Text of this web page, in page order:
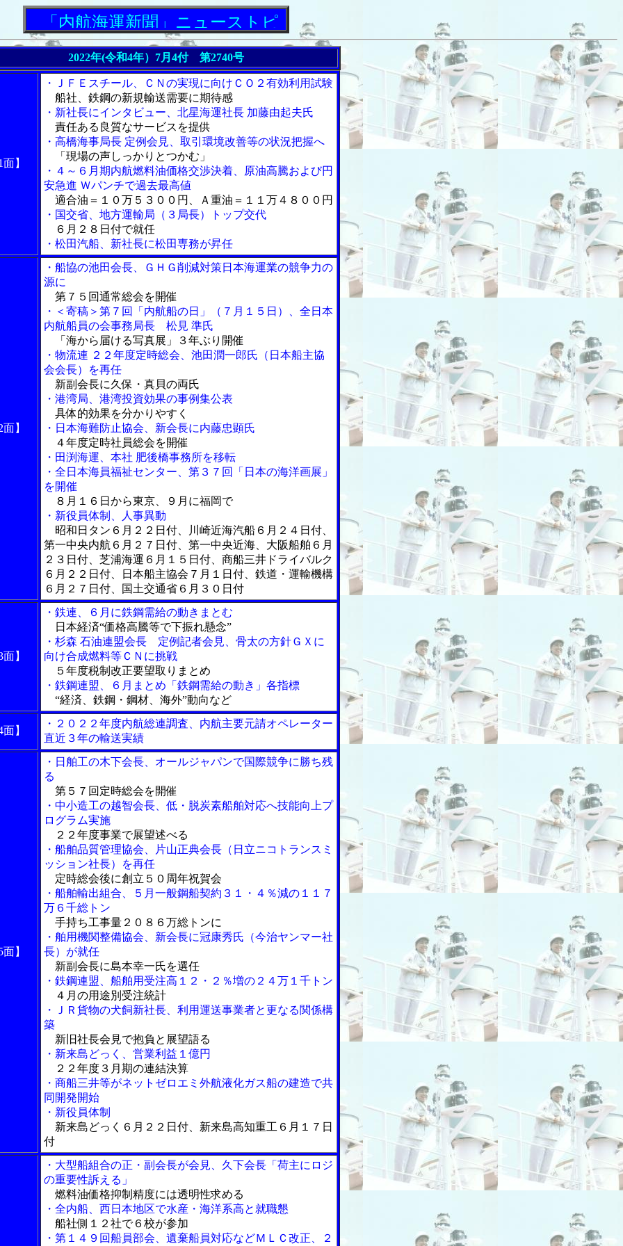
「内航海運新聞」ニューストピックス
2022年(令和4年）7月4付 第2740号
】
・ＪＦＥスチール、ＣＮの実現に向けＣＯ２有効利用試験
船社、鉄鋼の新規輸送需要に期待感
・新社長にインタビュー、北星海運社長 加藤由起夫氏
責任ある良質なサービスを提供
・高橋海事局長 定例会見、取引環境改善等の状況把握へ
「現場の声しっかりとつかむ」
・４～６月期内航燃料油価格交渉決着、原油高騰および円
安急進 Ｗパンチで過去最高値
適合油＝１０万５３００円、Ａ重油＝１１万４８００円
・国交省、地方運輸局（３局長）トップ交代
６月２８日付で就任
・松田汽船、新社長に松田専務が昇任
】
・船協の池田会長、ＧＨＧ削減対策日本海運業の競争力の
源に
第７５回通常総会を開催
・＜寄稿＞第７回「内航船の日」（７月１５日）、全日本
内航船員の会事務局長 松見 準氏
「海から届ける写真展」３年ぶり開催
・物流連 ２２年度定時総会、池田潤一郎氏（日本船主協
会会長）を再任
新副会長に久保・真貝の両氏
・港湾局、港湾投資効果の事例集公表
具体的効果を分かりやすく
・日本海難防止協会、新会長に内藤忠顕氏
４年度定時社員総会を開催
・田渕海運、本社 肥後橋事務所を移転
・全日本海員福祉センター、第３７回「日本の海洋画展」
を開催
８月１６日から東京、９月に福岡で
・新役員体制、人事異動
昭和日タン６月２２日付、川崎近海汽船６月２４日付、
第一中央内航６月２７日付、第一中央近海、大阪船舶６月
２３日付、芝浦海運６月１５日付、商船三井ドライバルク
６月２２日付、日本船主協会７月１日付、鉄道・運輸機構
６月２７日付、国土交通省６月３０日付
】
・鉄連、６月に鉄鋼需給の動きまとむ
日本経済“価格高騰等で下振れ懸念”
・杉森 石油連盟会長 定例記者会見、骨太の方針ＧＸに
向け合成燃料等ＣＮに挑戦
５年度税制改正要望取りまとめ
・鉄鋼連盟、６月まとめ「鉄鋼需給の動き」各指標
“経済、鉄鋼・鋼材、海外”動向など
】
・２０２２年度内航総連調査、内航主要元請オペレーター
直近３年の輸送実績
】
・日舶工の木下会長、オールジャパンで国際競争に勝ち残
る
第５７回定時総会を開催
・中小造工の越智会長、低・脱炭素船舶対応へ技能向上プ
ログラム実施
２２年度事業で展望述べる
・船舶品質管理協会、片山正典会長（日立ニコトランスミ
ッション社長）を再任
定時総会後に創立５０周年祝賀会
・船舶輸出組合、５月一般鋼船契約３１・４％減の１１７
万６千総トン
手持ち工事量２０８６万総トンに
・舶用機関整備協会、新会長に冠康秀氏（今治ヤンマー社
長）が就任
新副会長に島本幸一氏を選任
・鉄鋼連盟、船舶用受注高１２・２％増の２４万１千トン
４月の用途別受注統計
・ＪＲ貨物の犬飼新社長、利用運送事業者と更なる関係構
築
新旧社長会見で抱負と展望語る
・新来島どっく、営業利益１億円
２２年度３月期の連結決算
・商船三井等がネットゼロエミ外航液化ガス船の建造で共
同開発開始
・新役員体制
新来島どっく６月２２日付、新来島高知重工６月１７日
付
・大型船組合の正・副会長が会見、久下会長「荷主にロジ
の重要性訴える」
燃料油価格抑制精度には透明性求める
・全内船、西日本地区で水産・海洋系高と就職懇
船社側１２社で６校が参加
・第１４９回船員部会、遺棄船員対応などＭＬＣ改正、２